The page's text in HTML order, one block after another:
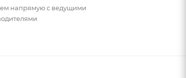
напрямую с ведущими